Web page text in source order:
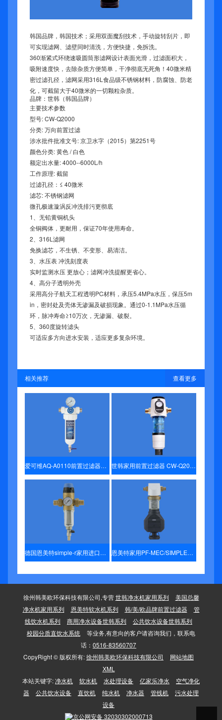
韩国品牌，韩国技术；采用双面魔刮技术，手动旋转刮片，即
可实现滤网、滤壁同时清洗，方便快捷，免拆洗。
360渐紧式环绕速吸圆筒形滤网设计表面光滑，过滤面积大，
吸附速度快，去除杂质方便简单，干净彻底无死角！40微米精
密过滤孔径，滤网采用316L食品级不锈钢材料，防腐蚀、防老
化，可截留大于40微米的一切颗粒杂质。
品牌：世韩（韩国品牌）
主要技术参数
型号: CW-Q2000
分类: 万向前置过滤
涉水批件批准文号: 京卫水字（2015）第2251号
颜色分类: 黄色 / 白色
额定出水量: 4000--6000L/h
工作原理: 截留
过滤孔径：≤ 40微米
滤芯: 不锈钢滤网
微孔极速漩涡反冲洗排污更彻底
1、无铅黄铜机头
全铜阀体，更耐用，保证70年使用寿命。
2、316L滤网
免换滤芯，不生锈、不变形、易清洁。
3、水压表 冲洗刻度表
实时监测水压 更放心；滤网冲洗提醒更省心。
4、高分子透明外壳
采用高分子航天工程透明PC材料，承压5.4MPa水压，保压5m
in，密封处及壳体无渗漏及破损现象。通过0-1.1MPa水压循
环，脉冲寿命≥10万次，无渗漏、破裂。
5、360度旋转滤头
可适应多方向进水安装，适应更多复杂环境。
相关推荐 查看更多
爱可维AQ-A0110前置过滤器采暖系统安装全屋净水装置 世韩家用前置过滤器 CW-Q2000白色
德国恩美特simple-r家用进口前置过滤器 恩美特家用PF-MEC/SIMPLE前置过滤器
徐州韩美欧环保科技有限公司,专营世韩净水机家用系列
美国总馨
净水机家用系列
恩美特软水机系列 韩/美/欧品牌前置过滤器
管
线饮水机系列
商用净水设备世韩系列
公共饮水设备世韩系列
校园分质直饮水系统
等业务,有意向的客户请咨询我们，联系电
话： 0516-83560707
CopyRight © 版权所有:徐州韩美欧环保科技有限公司
网站地图
XML
本站关键字:净水机 软水机 水处理设备 亿家乐净水
空气净化
器
公共饮水设备 直饮机 纯水机 净水器 管线机
污水处理
设备
京公网安备32030302000713